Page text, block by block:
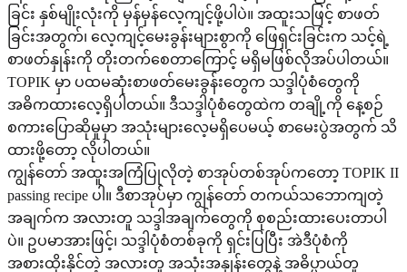
ခြင်း နှစ်မျိုးလုံးကို မှန်မှန်လေ့ကျင့်ဖို့ပါပဲ။ အထူးသဖြင့် စာဖတ်
ခြင်းအတွက်၊ လေ့ကျင့်မေးခွန်းများစွာကို ဖြေရှင်းခြင်းက သင့်ရဲ့
စာဖတ်နှုန်းကို တိုးတက်စေတာကြောင့် မရှိမဖြစ်လိုအပ်ပါတယ်။
TOPIK မှာ ပထမဆုံးစာဖတ်မေးခွန်းတွေက သဒ္ဒါပုံစံတွေကို
အဓိကထားလေ့ရှိပါတယ်။ ဒီသဒ္ဒါပုံစံတွေထဲက တချို့ကို နေ့စဉ်
စကားပြောဆိုမှုမှာ အသုံးများလေ့မရှိပေမယ့် စာမေးပွဲအတွက် သိ
ထားဖို့တော့ လိုပါတယ်။
ကျွန်တော် အထူးအကြံပြုလိုတဲ့ စာအုပ်တစ်အုပ်ကတော့ TOPIK II
passing recipe ပါ။ ဒီစာအုပ်မှာ ကျွန်တော် တကယ်သဘောကျတဲ့
အချက်က အလားတူ သဒ္ဒါအချက်တွေကို စုစည်းထားပေးတာပါ
ပဲ။ ဥပမာအားဖြင့်၊ သဒ္ဒါပုံစံတစ်ခုကို ရှင်းပြပြီး အဲဒီပုံစံကို
အစားထိုးနိုင်တဲ့ အလားတူ အသုံးအနှုန်းတွေနဲ့ အဓိပ္ပာယ်တူ